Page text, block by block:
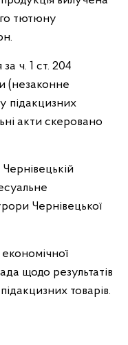
тютюну
ч. 1 ст. 204
(незаконне
підакцизних
акти скеровано
Чернівецької
щодо результатів
товарів.